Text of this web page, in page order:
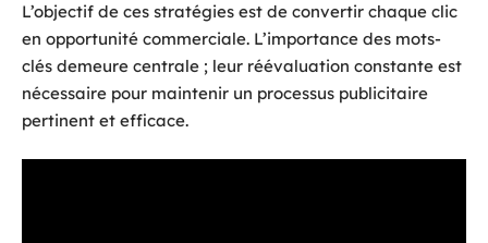
L’objectif de ces stratégies est de convertir chaque clic
en opportunité commerciale. L’importance des mots-
clés demeure centrale ; leur réévaluation constante est
nécessaire pour maintenir un processus publicitaire
pertinent et efficace.